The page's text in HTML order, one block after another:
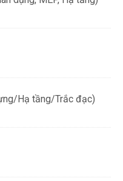
Hạ tầng/Trắc đạc)